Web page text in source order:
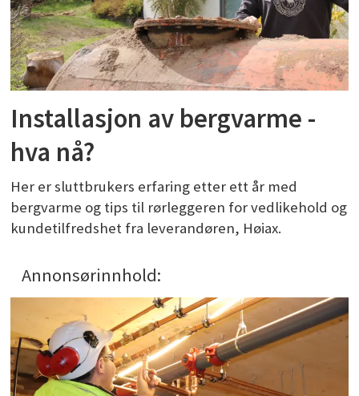
Installasjon av bergvarme -
hva nå?
Her er sluttbrukers erfaring etter ett år med
bergvarme og tips til rørleggeren for vedlikehold og
kundetilfredshet fra leverandøren, Høiax.
Annonsørinnhold: